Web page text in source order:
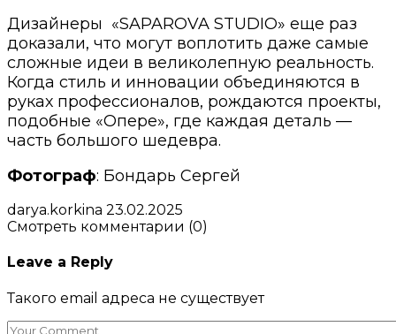
Дизайнеры «SAPAROVA STUDIO» еще раз
доказали, что могут воплотить даже самые
сложные идеи в великолепную реальность.
Когда стиль и инновации объединяются в
руках профессионалов, рождаются проекты,
подобные «Опере», где каждая деталь —
часть большого шедевра.
Фотограф: Бондарь Сергей
darya.korkina 23.02.2025
Смотреть комментарии (0)
Leave a Reply
Такого email адреса не существует